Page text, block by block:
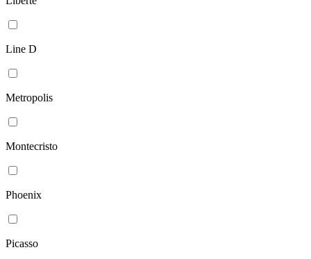
Line D
Metropolis
Montecristo
Phoenix
Picasso